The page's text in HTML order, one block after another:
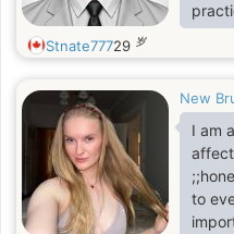
we
Stnate77729 岁
New
I am
to